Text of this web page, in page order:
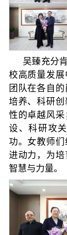
吴臻充分
校高质量发
团队在各自
培养、科研
性的卓越风
设、科研攻
功。女教师
进动力，为
智慧与力量。